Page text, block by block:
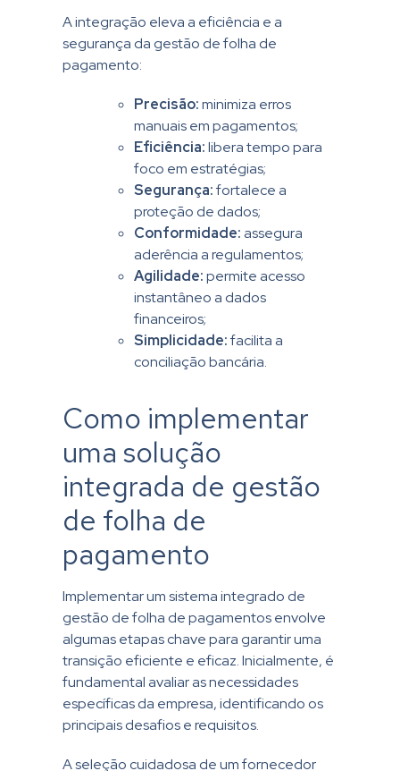
A integração eleva a eficiência e a
segurança da gestão de folha de
pagamento:
Precisão:minimiza erros
manuais em pagamentos;
Eficiência:libera tempo para
foco em estratégias;
Segurança:fortalece a
proteção de dados;
Conformidade:assegura
aderência a regulamentos;
Agilidade:permite acesso
instantâneo a dados
financeiros;
Simplicidade:facilita a
conciliação bancária.
Como implementar
uma solução
integrada de gestão
de folha de
pagamento
Implementar um sistema integrado de
gestão de folha de pagamentos envolve
algumas etapas chave para garantir uma
transição eficiente e eficaz. Inicialmente, é
fundamental avaliar as necessidades
específicas da empresa, identificando os
principais desafios e requisitos.
A seleção cuidadosa de um fornecedor